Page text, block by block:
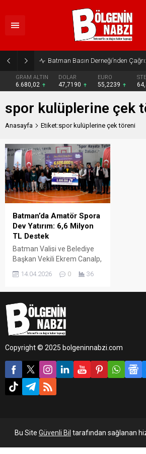
GRAM ALTIN
6.680,02
DOLAR
47,7190
EURO
55,2239
spor kulüplerine çek
Anasayfa Etiket:spor kulüplerine çek töreni
Batman’da Amatör Spora
Dev Yatırım: 6,6 Milyon
TL Destek
Batman Valisi ve Belediye
Başkan Vekili Ekrem Canalp,
güçlendirmek amacıyla
toplam 6 milyon 600 bin
TL’lik nakdi destek
sağlandığını açıkladı.
14.04.2026 0 36
Copyright © 2025 bolgeninnabzi.com
Bu Site Güvenli Bil tarafından sağlanan